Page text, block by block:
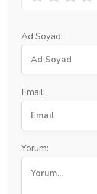
Ad Soyad:
Email:
Yorum: